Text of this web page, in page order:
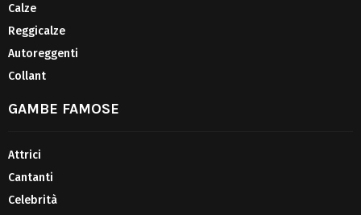
Calze
Reggicalze
Autoreggenti
Collant
GAMBE FAMOSE
Attrici
Cantanti
Celebrità